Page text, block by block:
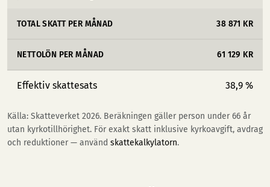
TOTAL SKATT PER MÅNAD 38 871 KR
NETTOLÖN PER MÅNAD 61 129 KR
Effektiv skattesats 38,9 %
Källa: Skatteverket 2026. Beräkningen gäller person under 66 år
utan kyrkotillhörighet. För exakt skatt inklusive kyrkoavgift, avdrag
och reduktioner — använd skattekalkylatorn.